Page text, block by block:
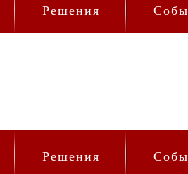
Решения
Решения